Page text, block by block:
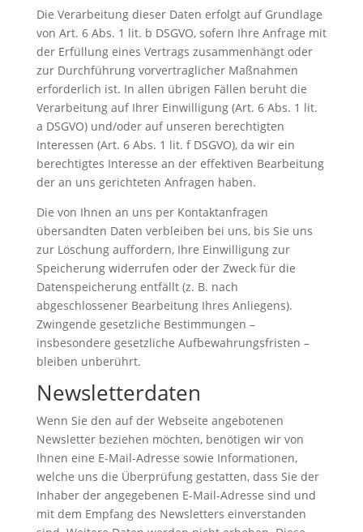
Die Verarbeitung dieser Daten erfolgt auf Grundlage
von Art. 6 Abs. 1 lit. b DSGVO, sofern Ihre Anfrage mit
der Erfüllung eines Vertrags zusammenhängt oder
zur Durchführung vorvertraglicher Maßnahmen
erforderlich ist. In allen übrigen Fällen beruht die
Verarbeitung auf Ihrer Einwilligung (Art. 6 Abs. 1 lit.
a DSGVO) und/oder auf unseren berechtigten
Interessen (Art. 6 Abs. 1 lit. f DSGVO), da wir ein
berechtigtes Interesse an der effektiven Bearbeitung
der an uns gerichteten Anfragen haben.
Die von Ihnen an uns per Kontaktanfragen
übersandten Daten verbleiben bei uns, bis Sie uns
zur Löschung auffordern, Ihre Einwilligung zur
Speicherung widerrufen oder der Zweck für die
Datenspeicherung entfällt (z. B. nach
abgeschlossener Bearbeitung Ihres Anliegens).
Zwingende gesetzliche Bestimmungen –
insbesondere gesetzliche Aufbewahrungsfristen –
bleiben unberührt.
Newsletterdaten
Wenn Sie den auf der Webseite angebotenen
Newsletter beziehen möchten, benötigen wir von
Ihnen eine E-Mail-Adresse sowie Informationen,
welche uns die Überprüfung gestatten, dass Sie der
Inhaber der angegebenen E-Mail-Adresse sind und
mit dem Empfang des Newsletters einverstanden